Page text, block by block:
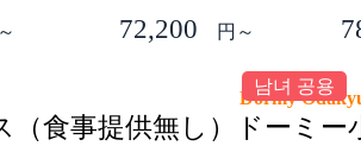
72,200
円～
食事提供無し）
남녀 공용
Dormy
ドーミ